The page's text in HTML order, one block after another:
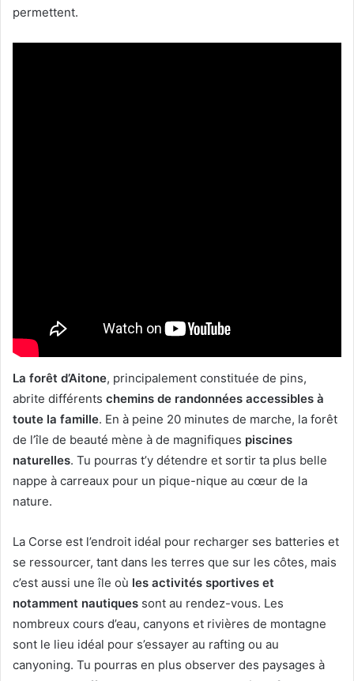
permettent.
La forêt d’Aitone, principalement constituée de pins,
abrite différents chemins de randonnées accessibles à
toute la famille. En à peine 20 minutes de marche, la forêt
de l’île de beauté mène à de magnifiques piscines
naturelles. Tu pourras t’y détendre et sortir ta plus belle
nappe à carreaux pour un pique-nique au cœur de la
nature.
La Corse est l’endroit idéal pour recharger ses batteries et
se ressourcer, tant dans les terres que sur les côtes, mais
c’est aussi une île où les activités sportives et
notamment nautiques sont au rendez-vous. Les
nombreux cours d’eau, canyons et rivières de montagne
sont le lieu idéal pour s’essayer au rafting ou au
canyoning. Tu pourras en plus observer des paysages à